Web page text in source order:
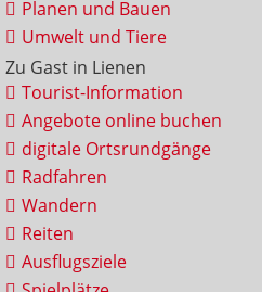
Planen und Bauen
Umwelt und Tiere
Zu Gast in Lienen
Tourist-Information
Angebote online buchen
digitale Ortsrundgänge
Radfahren
Wandern
Reiten
Ausflugsziele